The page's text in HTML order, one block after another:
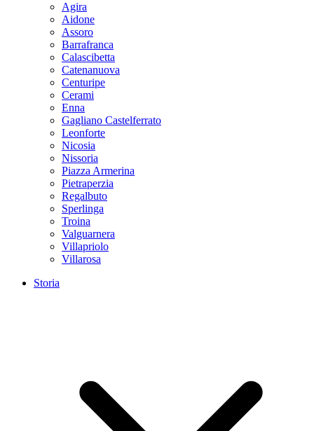
Agira
Aidone
Assoro
Barrafranca
Calascibetta
Catenanuova
Centuripe
Cerami
Enna
Gagliano Castelferrato
Leonforte
Nicosia
Nissoria
Piazza Armerina
Pietraperzia
Regalbuto
Sperlinga
Troina
Valguarnera
Villapriolo
Villarosa
Storia